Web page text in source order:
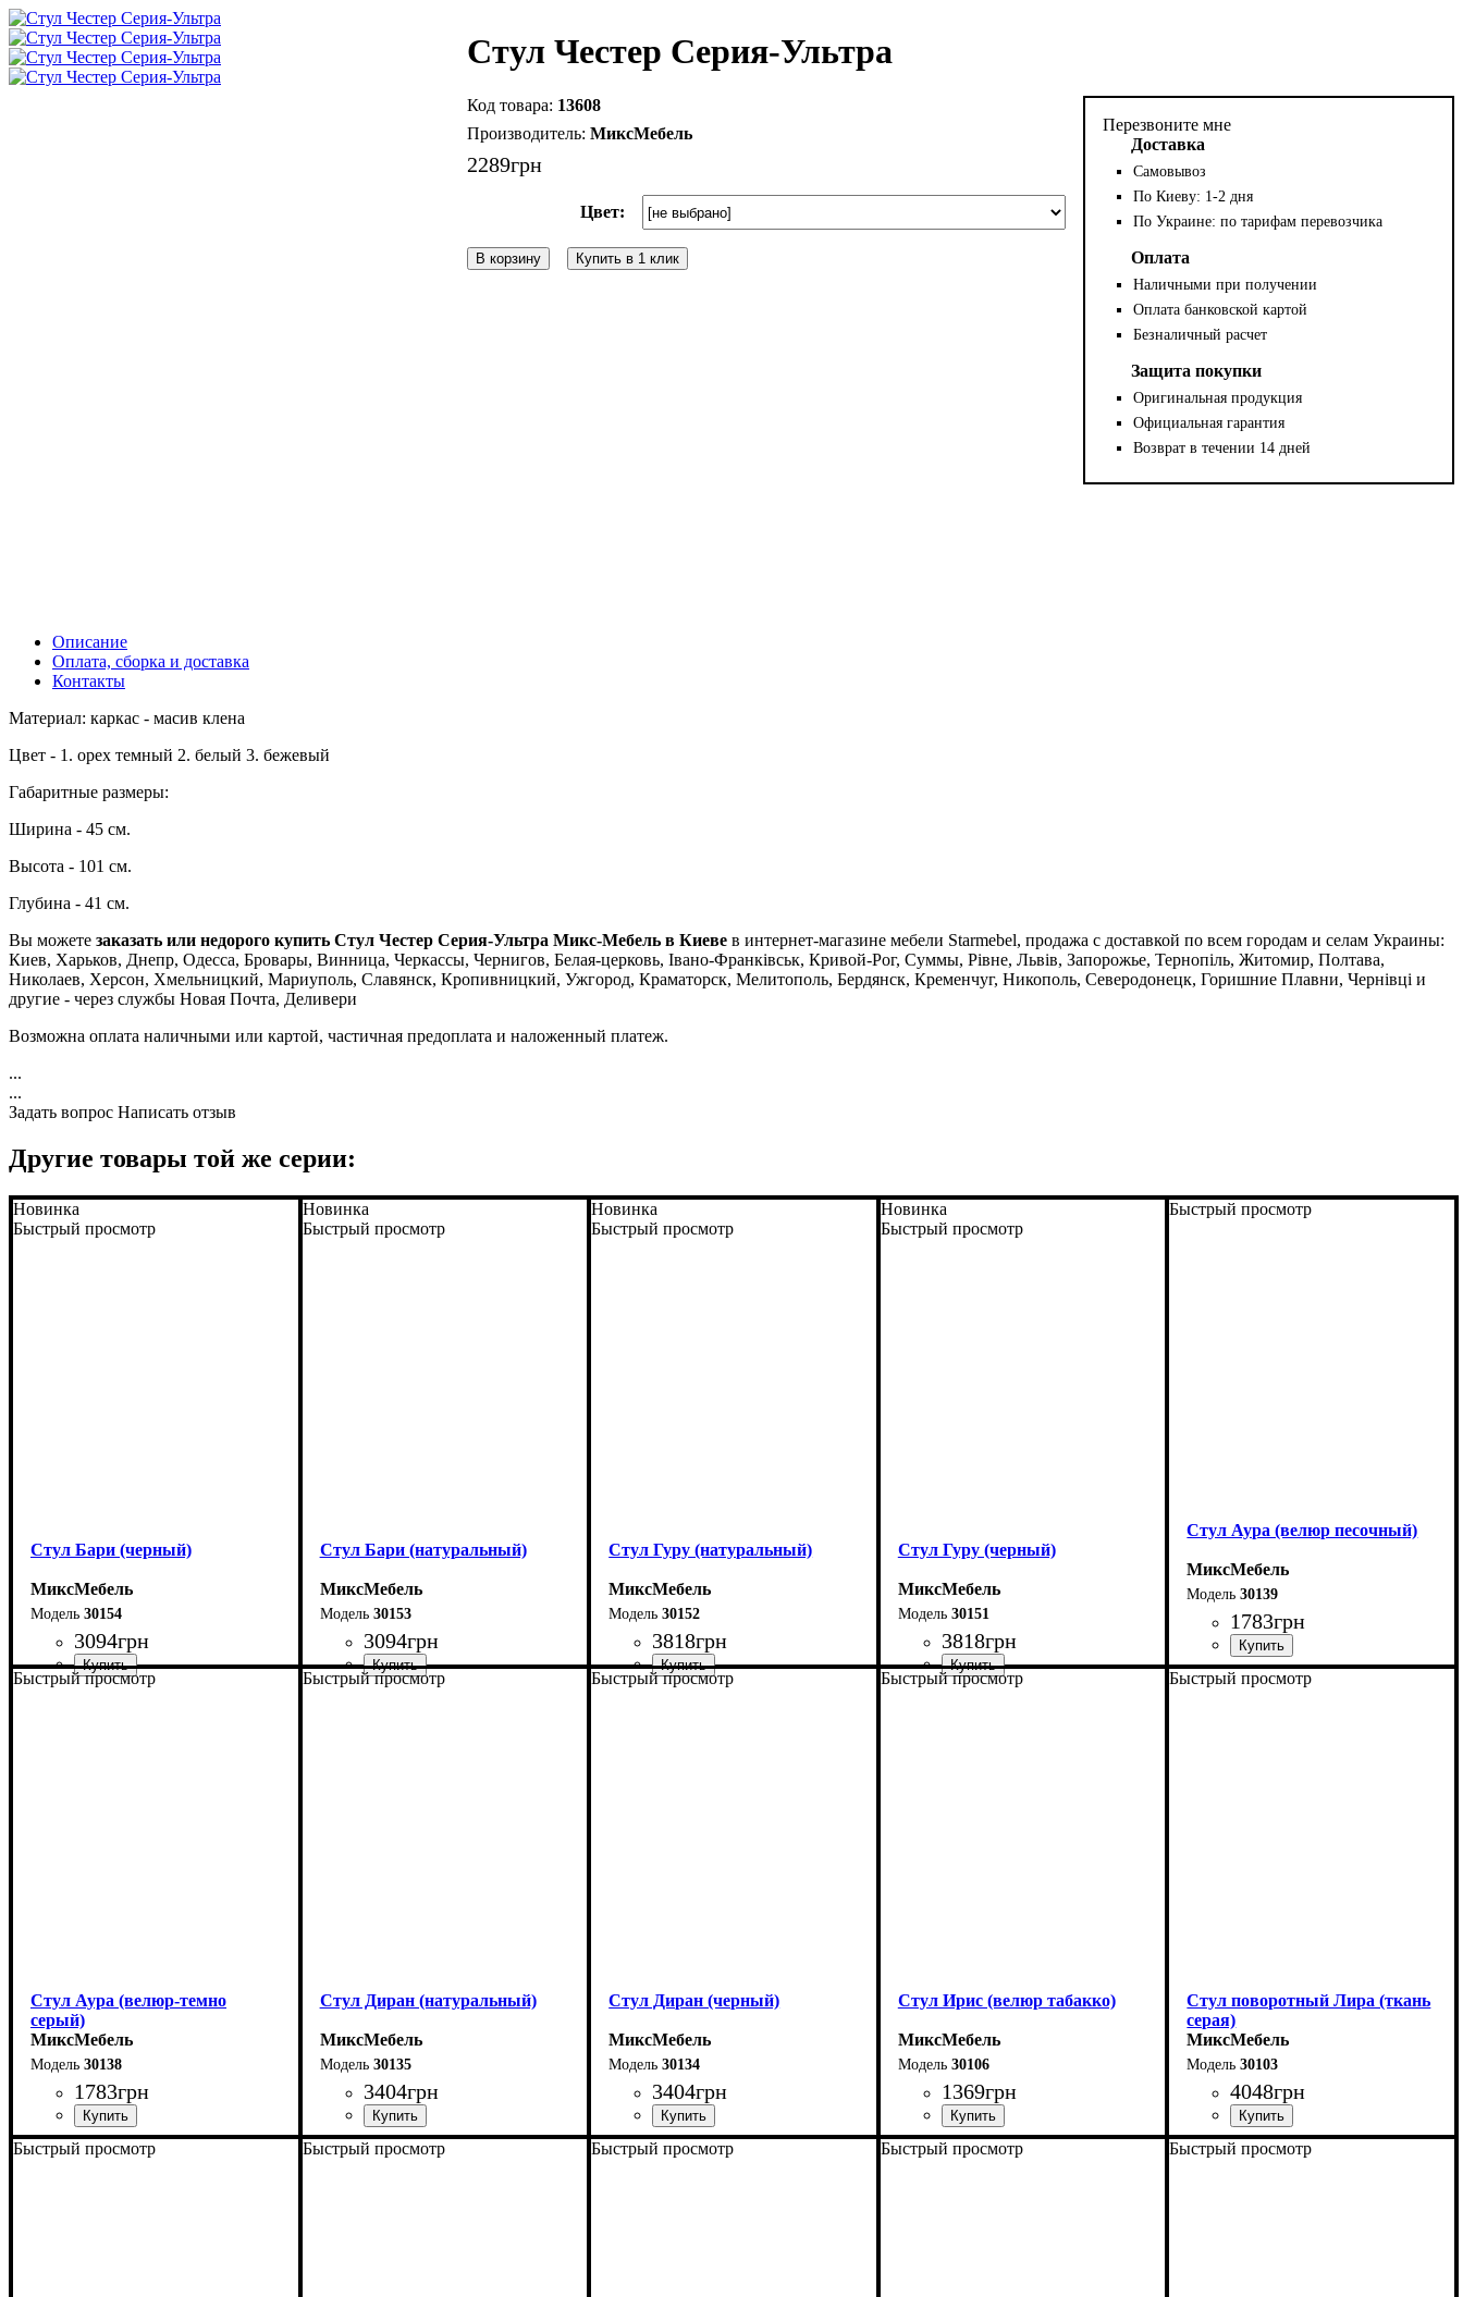
Стул Честер Серия-Ультра
13608
МиксМебель
2289грн
Цвет:
В корзину Купить в 1 клик
Перезвоните мне
Доставка
Самовывоз
По Киеву: 1-2 дня
По Украине: по тарифам перевозчика
Оплата
Наличными при получении
Оплата банковской картой
Безналичный расчет
Защита покупки
Оригинальная продукция
Официальная гарантия
Возврат в течении 14 дней
Описание
Оплата, сборка и доставка
Контакты
Материал: каркас - масив клена
Цвет - 1. орех темный 2. белый 3. бежевый
Габаритные размеры:
Ширина - 45 см.
Высота - 101 см.
Глубина - 41 см.
Вы можете заказать или недорого купить Стул Честер Серия-Ультра Микс-Мебель в Киеве в интернет-магазине мебели Starmebel, продажа с доставкой по всем городам и селам Украины:
Киев, Харьков, Днепр, Одесса, Бровары, Винница, Черкассы, Чернигов, Белая-церковь, Івано-Франківськ, Кривой-Рог, Суммы, Рівне, Львів, Запорожье, Тернопіль, Житомир, Полтава,
Николаев, Херсон, Хмельницкий, Мариуполь, Славянск, Кропивницкий, Ужгород, Краматорск, Мелитополь, Бердянск, Кременчуг, Никополь, Северодонецк, Горишние Плавни, Чернівці и
другие - через службы Новая Почта, Деливери
Возможна оплата наличными или картой, частичная предоплата и наложенный платеж.
...
...
Задать вопрос Написать отзыв
Другие товары той же серии:
Новинка
Быстрый просмотр
Стул Бари (черный)
МиксМебель
30154
3094грн
Новинка
Быстрый просмотр
Стул Бари (натуральный)
МиксМебель
30153
3094грн
Новинка
Быстрый просмотр
Стул Гуру (натуральный)
МиксМебель
30152
3818грн
Новинка
Быстрый просмотр
Стул Гуру (черный)
МиксМебель
30151
3818грн
Быстрый просмотр
Стул Аура (велюр песочный)
МиксМебель
30139
1783грн
Быстрый просмотр
Стул Аура (велюр-темно
серый)
МиксМебель
30138
1783грн
Быстрый просмотр
Стул Диран (натуральный)
МиксМебель
30135
3404грн
Быстрый просмотр
Стул Диран (черный)
МиксМебель
30134
3404грн
Быстрый просмотр
Стул Ирис (велюр табакко)
МиксМебель
30106
1369грн
Быстрый просмотр
Стул поворотный Лира (ткань
серая)
МиксМебель
30103
4048грн
Быстрый просмотр Быстрый просмотр Быстрый просмотр Быстрый просмотр Быстрый просмотр